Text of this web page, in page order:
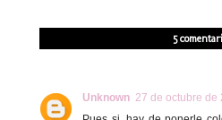
5
Unknown 27 de octubre de